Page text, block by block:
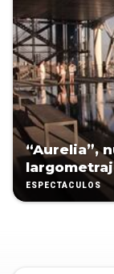
“Aurelia”,
ESPECTÁCULOS